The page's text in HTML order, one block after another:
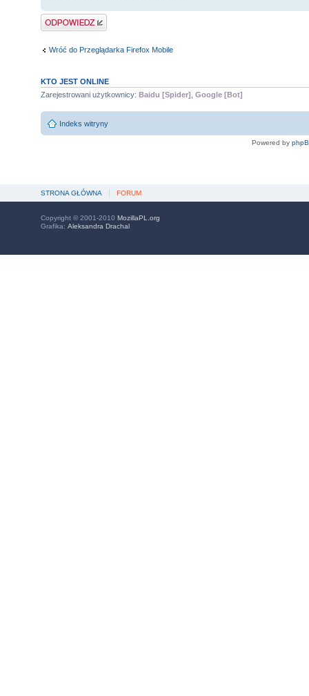
Odpowiedz
Wróć do Przeglądarka Firefox Mobile
KTO JEST ONLINE
Zarejestrowani użytkownicy: Baidu [Spider] Google [Bot]
Indeks witryny
Powered by
STRONA GŁÓWNA FORUM
Copyright © 2001-2010 MozillaPL.org
Grafika: Aleksandra Drachal